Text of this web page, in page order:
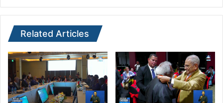
Related Articles